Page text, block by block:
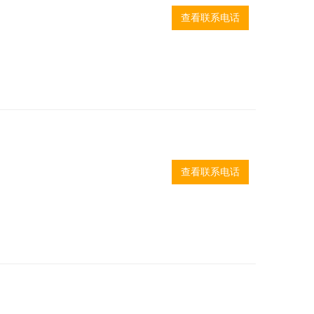
查看联系电话
查看联系电话